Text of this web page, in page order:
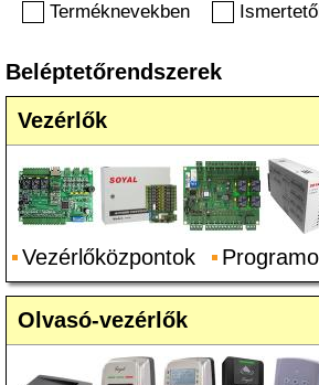
Terméknevekben
Beléptetőrendszerek
Vezérlők
Vezérlőközpontok
Olvasó-vezérlők